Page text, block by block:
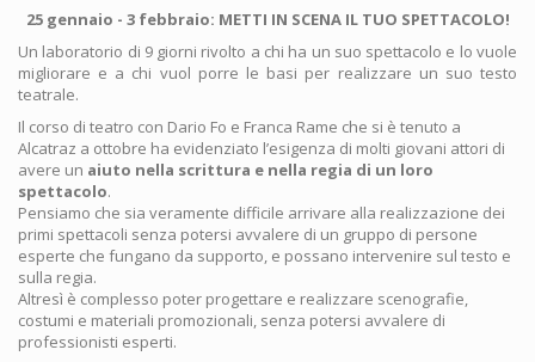
25 gennaio - 3 febbraio: METTI IN SCENA IL TUO SPETTACOLO!
Un laboratorio di 9 giorni rivolto a chi ha un suo spettacolo e lo vuole
migliorare e a chi vuol porre le basi per realizzare un suo testo
teatrale.
Il corso di teatro con Dario Fo e Franca Rame che si è tenuto a
Alcatraz a ottobre ha evidenziato l’esigenza di molti giovani attori di
avere un aiuto nella scrittura e nella regia di un loro
spettacolo.
Pensiamo che sia veramente difficile arrivare alla realizzazione dei
primi spettacoli senza potersi avvalere di un gruppo di persone
esperte che fungano da supporto, e possano intervenire sul testo e
sulla regia.
Altresì è complesso poter progettare e realizzare scenografie,
costumi e materiali promozionali, senza potersi avvalere di
professionisti esperti.